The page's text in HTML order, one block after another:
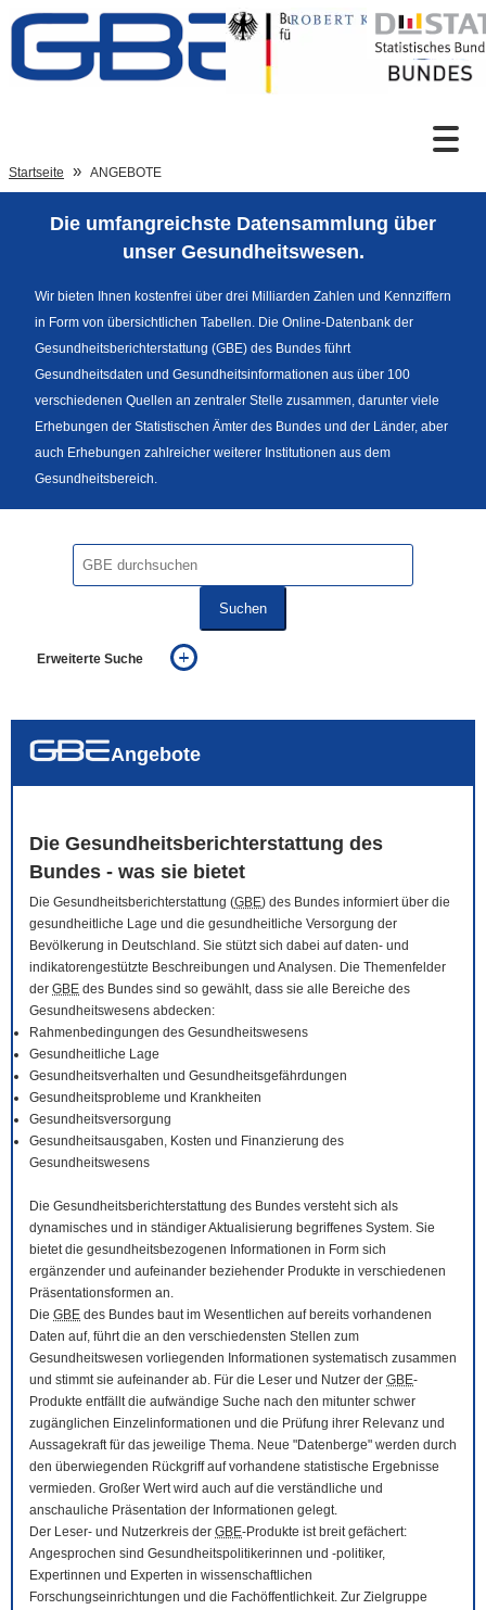
Zum Inhalt
Sprachumschaltung
Fußzeile
Startseite ANGEBOTE
Die umfangreichste Datensammlung über
unser Gesundheitswesen.
Wir bieten Ihnen kostenfrei über drei Milliarden Zahlen und Kennziffern
in Form von übersichtlichen Tabellen. Die Online-Datenbank der
Gesundheitsberichterstattung (GBE) des Bundes führt
Gesundheitsdaten und Gesundheitsinformationen aus über 100
verschiedenen Quellen an zentraler Stelle zusammen, darunter viele
Erhebungen der Statistischen Ämter des Bundes und der Länder, aber
auch Erhebungen zahlreicher weiterer Institutionen aus dem
Gesundheitsbereich.
Suchen
Erweiterte Suche
auch in allen Texten suchen (Volltextsuche)
Angebote
Die Gesundheitsberichterstattung des
Bundes - was sie bietet
Die Gesundheitsberichterstattung (GBE) des Bundes informiert über die
gesundheitliche Lage und die gesundheitliche Versorgung der
Bevölkerung in Deutschland. Sie stützt sich dabei auf daten- und
indikatorengestützte Beschreibungen und Analysen. Die Themenfelder
der GBE des Bundes sind so gewählt, dass sie alle Bereiche des
Gesundheitswesens abdecken:
Rahmenbedingungen des Gesundheitswesens
Gesundheitliche Lage
Gesundheitsverhalten und Gesundheitsgefährdungen
Gesundheitsprobleme und Krankheiten
Gesundheitsversorgung
Gesundheitsausgaben, Kosten und Finanzierung des
Gesundheitswesens
Die Gesundheitsberichterstattung des Bundes versteht sich als
dynamisches und in ständiger Aktualisierung begriffenes System. Sie
bietet die gesundheitsbezogenen Informationen in Form sich
ergänzender und aufeinander beziehender Produkte in verschiedenen
Präsentationsformen an.
Die GBE des Bundes baut im Wesentlichen auf bereits vorhandenen
Daten auf, führt die an den verschiedensten Stellen zum
Gesundheitswesen vorliegenden Informationen systematisch zusammen
und stimmt sie aufeinander ab. Für die Leser und Nutzer der GBE-
Produkte entfällt die aufwändige Suche nach den mitunter schwer
zugänglichen Einzelinformationen und die Prüfung ihrer Relevanz und
Aussagekraft für das jeweilige Thema. Neue "Datenberge" werden durch
den überwiegenden Rückgriff auf vorhandene statistische Ergebnisse
vermieden. Großer Wert wird auch auf die verständliche und
anschauliche Präsentation der Informationen gelegt.
Der Leser- und Nutzerkreis der GBE-Produkte ist breit gefächert:
Angesprochen sind Gesundheitspolitikerinnen und -politiker,
Expertinnen und Experten in wissenschaftlichen
Forschungseinrichtungen und die Fachöffentlichkeit. Zur Zielgruppe